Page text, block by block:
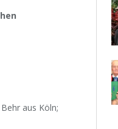
aus Köln;